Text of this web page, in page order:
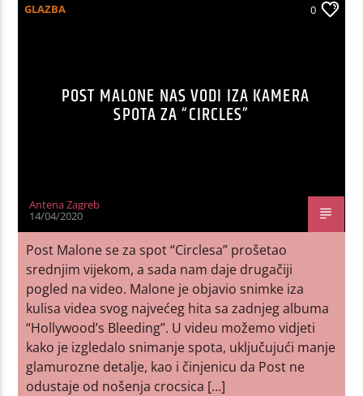
GLAZBA 0
POST MALONE NAS VODI IZA KAMERA
SPOTA ZA “CIRCLES”
Antena Zagreb
14/04/2020
Post Malone se za spot “Circlesa” prošetao
srednjim vijekom, a sada nam daje drugačiji
pogled na video. Malone je objavio snimke iza
kulisa videa svog najvećeg hita sa zadnjeg albuma
“Hollywood’s Bleeding”. U videu možemo vidjeti
kako je izgledalo snimanje spota, uključujući manje
glamurozne detalje, kao i činjenicu da Post ne
odustaje od nošenja crocsica […]